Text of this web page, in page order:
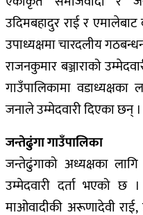
उदिमबहादुर राई र
उपाध्यक्षमा चारदलीय
राजनकुमार बञ्जाराको
गाउँपालिकामा
जनाले उम्मेदवारी दिएका छन् ।
जन्तेढुंगा गाउँपालिका
जन्तेढुंगाको अध्यक्षका
उम्मेदवारी दर्ता भएको छ
माओवादीकी अरूणादेवी राई,